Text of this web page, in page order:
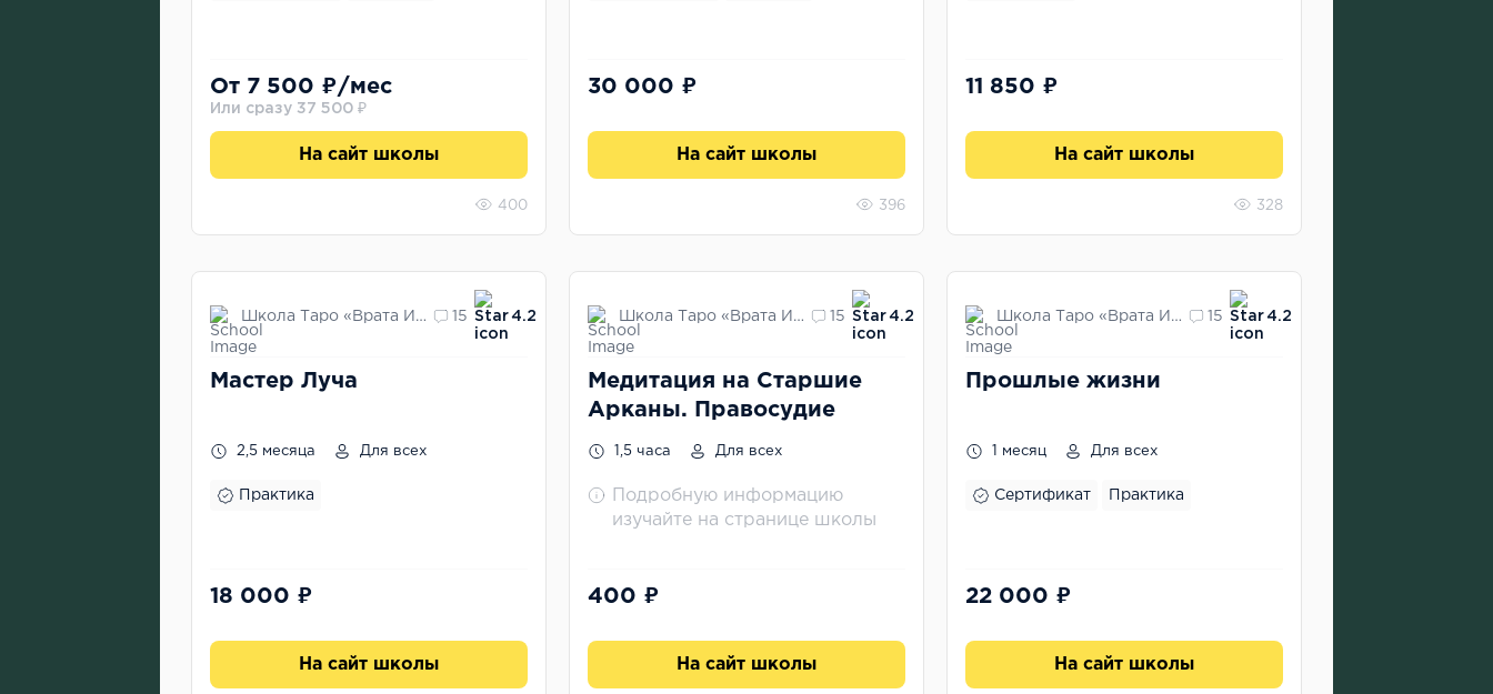
От 7 500 ₽/мес
Или сразу 37 500 ₽
На сайт школы
400
30 000 ₽
На сайт школы
396
11 850 ₽
На сайт школы
328
Школа Таро «Врата Изиды» 15 4.2
Мастер Луча
2,5 месяца Для всех
Практика
18 000 ₽
На сайт школы
Школа Таро «Врата Изиды» 15 4.2
Медитация на Старшие
Арканы. Правосудие
1,5 часа Для всех
Подробную информацию
изучайте на странице школы
400 ₽
На сайт школы
Школа Таро «Врата Изиды» 15 4.2
Прошлые жизни
1 месяц Для всех
Сертификат Практика
22 000 ₽
На сайт школы